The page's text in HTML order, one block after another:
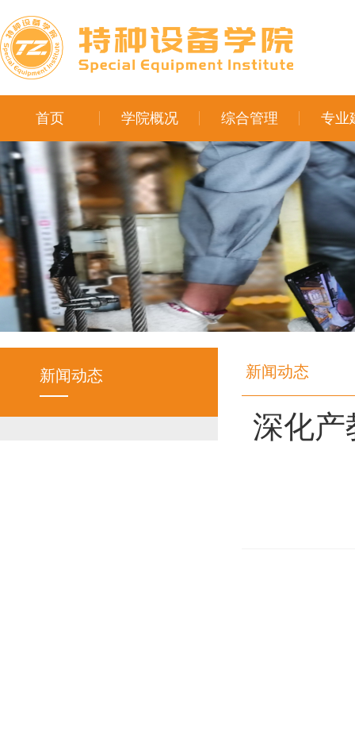
首页 学院概况 综合管理 专业
新闻动态 新闻动态
深化产